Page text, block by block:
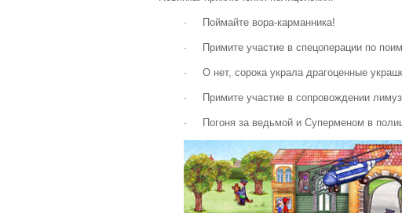
· Поймайте вора-карманника!
· Примите участие в спецоперации по
· О нет, сорока украла драгоценные
· Примите участие в сопровождении
· Погоня за ведьмой и Суперменом в